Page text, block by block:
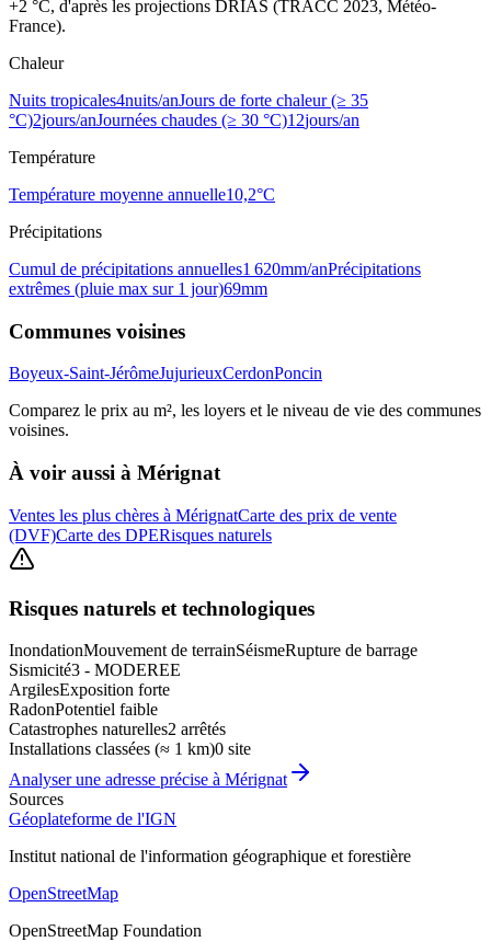
+2 °C, d'après les projections DRIAS (TRACC 2023, Météo-
France).
Chaleur
Nuits tropicales4nuits/anJours de forte chaleur (≥ 35
°C)2jours/anJournées chaudes (≥ 30 °C)12jours/an
Température
Température moyenne annuelle10,2°C
Précipitations
Cumul de précipitations annuelles1 620mm/anPrécipitations
extrêmes (pluie max sur 1 jour)69mm
Communes voisines
Boyeux-Saint-JérômeJujurieuxCerdonPoncin
Comparez le prix au m², les loyers et le niveau de vie des communes
voisines.
À voir aussi à Mérignat
Ventes les plus chères à MérignatCarte des prix de vente
(DVF)Carte des DPERisques naturels
Risques naturels et technologiques
InondationMouvement de terrainSéismeRupture de barrage
Sismicité3 - MODEREE
ArgilesExposition forte
RadonPotentiel faible
Catastrophes naturelles2 arrêtés
Installations classées (≈ 1 km)0 site
Analyser une adresse précise à Mérignat
Sources
Géoplateforme de l'IGN
Institut national de l'information géographique et forestière
OpenStreetMap
OpenStreetMap Foundation